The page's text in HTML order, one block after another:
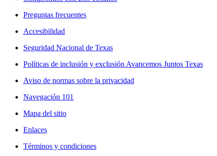
Preguntas frecuentes
Accesibilidad
Seguridad Nacional de Texas
Políticas de inclusión y exclusión Avancemos Juntos Texas
Aviso de normas sobre la privacidad
Navegación 101
Mapa del sitio
Enlaces
Términos y condiciones